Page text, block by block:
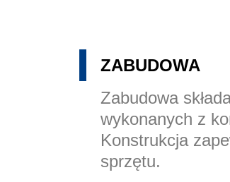
ZABUDOWA
Zabudowa
wykonanych z
Konstrukcja
sprzętu.